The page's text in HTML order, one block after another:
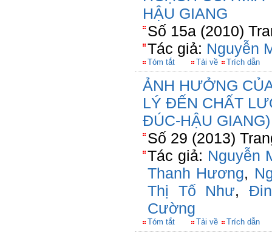
HẬU GIANG
Số 15a (2010)
Tác giả: Nguyễn
Tóm tắt Tải về Trích dẫn
ẢNH HƯỞNG
LÝ ĐẾN CHẤT
ĐÚC-HẬU GIANG)
Số 29 (2013)
Tác giả: Nguyễn
Thanh Hương,
Thị Tố Như,
Cường
Tóm tắt Tải về Trích dẫn